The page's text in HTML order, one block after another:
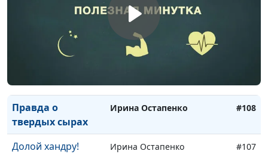
Защити себя от
Ирина Остапенко
Положите его в
свою сумочку
Ирина Остапенко
Мясо без костей Ирина Остапенко #109
Правда о
твердых сырах
Ирина Остапенко #108
Долой хандру! Ирина Остапенко #107